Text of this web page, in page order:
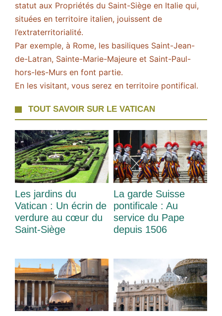
statut aux Propriétés du Saint-Siège en Italie qui,
situées en territoire italien, jouissent de
l’extraterritorialité.
Par exemple, à Rome, les basiliques Saint-Jean-
de-Latran, Sainte-Marie-Majeure et Saint-Paul-
hors-les-Murs en font partie.
En les visitant, vous serez en territoire pontifical.
TOUT SAVOIR SUR LE VATICAN
Les jardins du
Vatican : Un écrin de
verdure au cœur du
Saint-Siège
La garde Suisse
pontificale : Au
service du Pape
depuis 1506